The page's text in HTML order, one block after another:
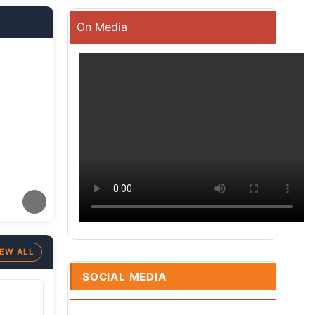
ALL
On Media
SOCIAL MEDIA